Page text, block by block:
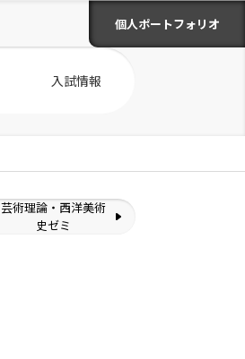
個人ポートフォリオ
入試情報
芸術理論・西洋美術
史ゼミ